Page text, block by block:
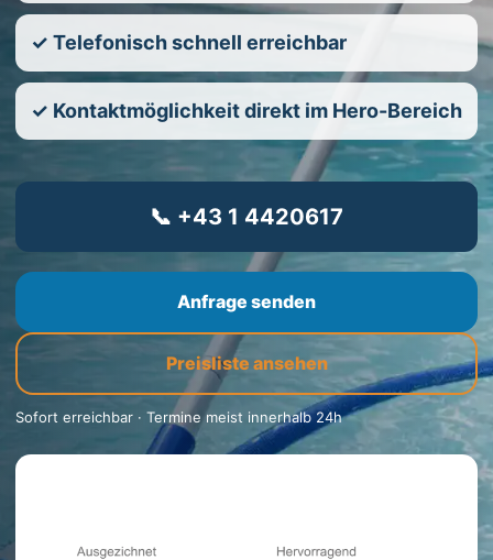
✓ Telefonisch schnell erreichbar
✓ Kontaktmöglichkeit direkt im Hero-Bereich
📞 +43 1 4420617
Anfrage senden
Preisliste ansehen
Sofort erreichbar · Termine meist innerhalb 24h